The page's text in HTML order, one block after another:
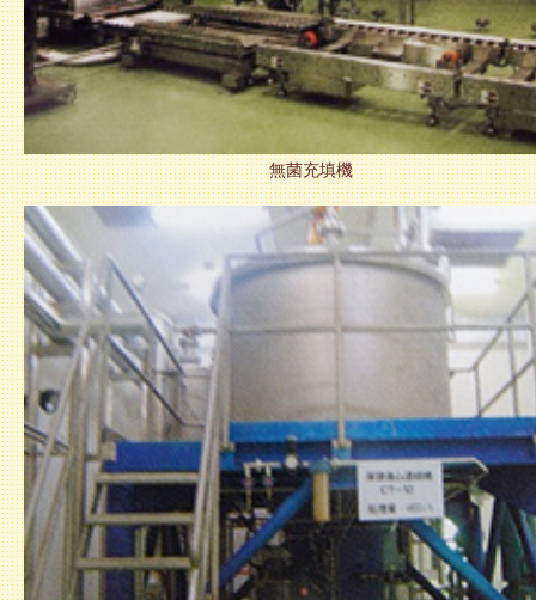
無菌充填機